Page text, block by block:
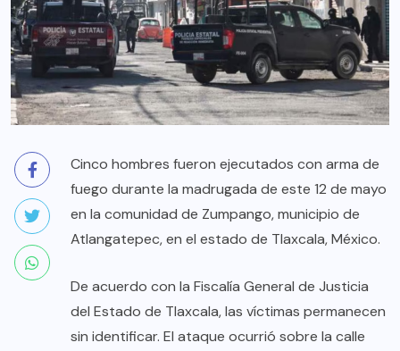
Cinco hombres fueron ejecutados con arma de
fuego durante la madrugada de este 12 de mayo
en la comunidad de Zumpango, municipio de
Atlangatepec, en el estado de Tlaxcala, México.
De acuerdo con la Fiscalía General de Justicia
del Estado de Tlaxcala, las víctimas permanecen
sin identificar. El ataque ocurrió sobre la calle